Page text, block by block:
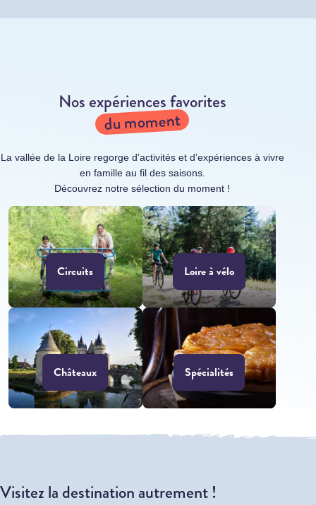
Nos expériences favorites
du moment
La vallée de la Loire regorge d’activités et d’expériences à vivre
en famille au fil des saisons.
Découvrez notre sélection du moment !
Circuits Loire à vélo
Châteaux Spécialités
Visitez la destination autrement !